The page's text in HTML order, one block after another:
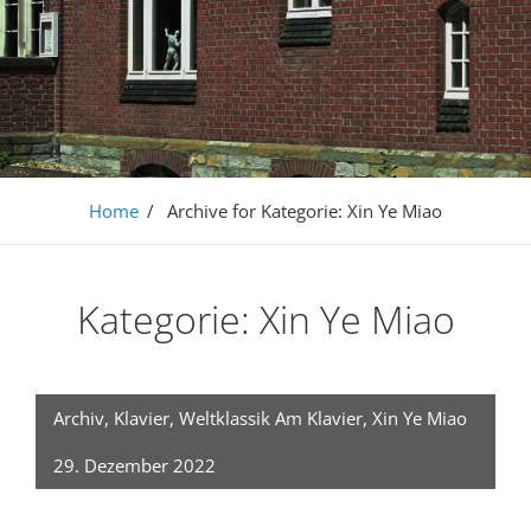
Home / Archive for Kategorie: Xin Ye Miao
Kategorie: Xin Ye Miao
Archiv, Klavier, Weltklassik Am Klavier, Xin Ye Miao
29. Dezember 2022